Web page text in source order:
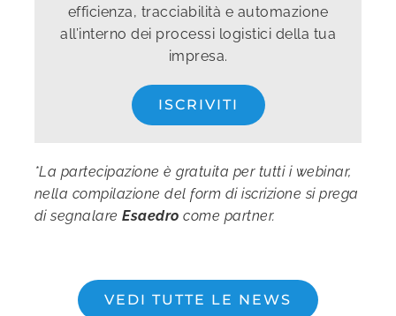
efficienza, tracciabilità e automazione
all’interno dei processi logistici della tua
impresa.
ISCRIVITI
*La partecipazione è gratuita per tutti i webinar,
nella compilazione del form di iscrizione si prega
di segnalare Esaedro come partner.
VEDI TUTTE LE NEWS